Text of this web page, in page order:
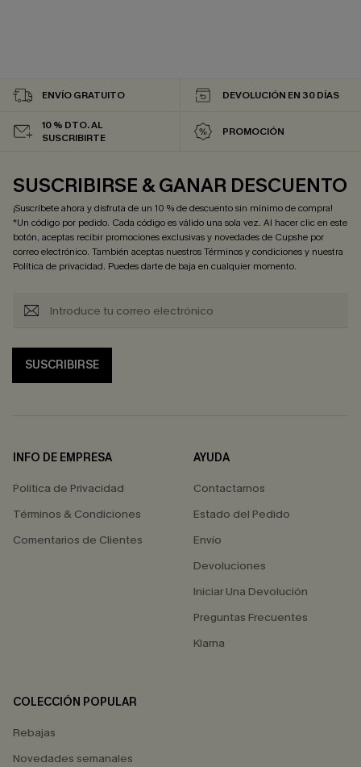
ENVÍO GRATUITO DEVOLUCIÓN EN 30 DÍAS
10 % DTO. AL
SUSCRIBIRTE
PROMOCIÓN
SUSCRIBIRSE & GANAR DESCUENTO
¡Suscríbete ahora y disfruta de un 10 % de descuento sin mínimo de compra!
*Un código por pedido. Cada código es válido una sola vez. Al hacer clic en este
botón, aceptas recibir promociones exclusivas y novedades de Cupshe por
correo electrónico. También aceptas nuestrosTérminos y condicionesy nuestra
Política de privacidad. Puedes darte de baja en cualquier momento.
SUSCRIBIRSE
INFO DE EMPRESA
Política de Privacidad
Términos & Condiciones
Comentarios de Clientes
AYUDA
Contactarnos
Estado del Pedido
Envío
Devoluciones
Iniciar Una Devolución
Preguntas Frecuentes
Klarna
COLECCIÓN POPULAR
Rebajas
Novedades semanales